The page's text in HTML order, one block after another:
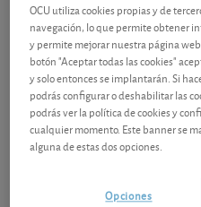
Solicitud de rescate de un seguro
Reclamación por desacuerdo
aumento de prima
Reclamación al Servicio de
de la aseguradora
Reclamación al servicio de
aseguradora
Comunicación del inicio de la vía
Reclamación por indemnización
otro vehículo culpable
OCU utiliza cookies propias y de
navegación, lo que permite obtener
y permite mejorar nuestra página
botón "Aceptar todas las cookies"
y solo entonces se implantarán. Si
podrás configurar o deshabilitar las
podrás ver la política de cookies y
cualquier momento. Este banner se
alguna de estas dos opciones.
Opciones